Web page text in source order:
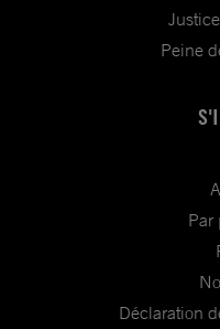
Peine
Par
Déclaration